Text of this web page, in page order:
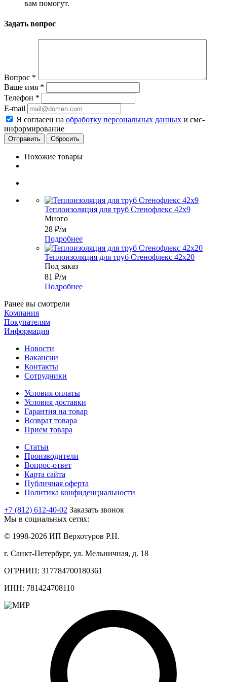
вам помогут.
Задать вопрос
Вопрос *
Ваше имя *
Телефон *
E-mail
Я согласен на обработку персональных данных и смс-
информирование
Сбросить
Похожие товары
Теплоизоляция для труб Стенофлекс 42х9
Много
28 ₽/м
Подробнее
Теплоизоляция для труб Стенофлекс 42х20
Под заказ
81 ₽/м
Подробнее
Ранее вы смотрели
Компания
Покупателям
Информация
Новости
Вакансии
Контакты
Сотрудники
Условия оплаты
Условия доставки
Гарантия на товар
Возврат товара
Прием товара
Статьи
Производители
Вопрос-ответ
Карта сайта
Публичная оферта
Политика конфиденциальности
+7 (812) 612-40-02 Заказать звонок
Мы в социальных сетях:
© 1998-2026 ИП Верхотуров Р.Н.
г. Санкт-Петербург, ул. Мельничная, д. 18
ОГРНИП: 317784700180361
ИНН: 781424708110